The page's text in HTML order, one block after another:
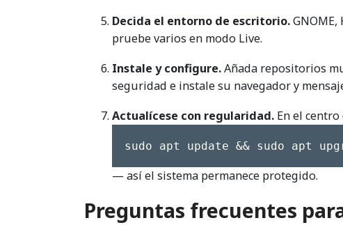
Decida el entorno de escritorio.
pruebe varios en modo Live.
Instale y configure.Añada repositorios
seguridad e instale su navegador y
Actualícese con regularidad. En el
sudo apt update && sudo apt
— así el sistema permanece protegido.
Preguntas frecuentes